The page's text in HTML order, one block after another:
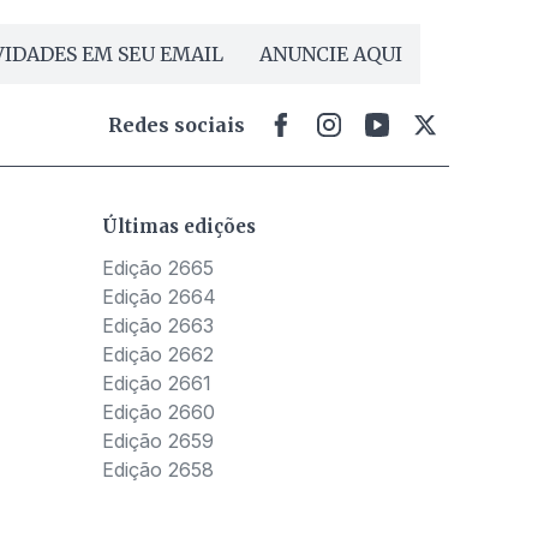
EM SEU EMAIL ANUNCIE AQUI
Redes sociais
Últimas edições
Edição 2665
Edição 2664
Edição 2663
Edição 2662
Edição 2661
Edição 2660
Edição 2659
Edição 2658